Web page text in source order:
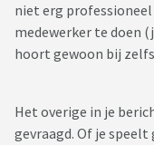
niet erg
medewerker te doen
hoort gewoon bij
Het overige in je
gevraagd. Of je